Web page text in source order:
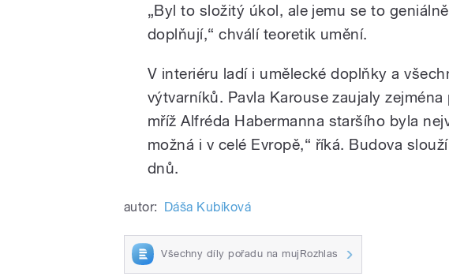
„Byl to složitý úkol, ale jemu se to
doplňují,“ chválí teoretik umění.
V interiéru ladí i umělecké doplňky a
výtvarníků. Pavla Karouse zaujaly
mříž Alfréda Habermanna staršího byla
možná i v celé Evropě,“ říká. Budova
dnů.
autor: Dáša Kubíková
Všechny díly pořadu na mujRozhlas